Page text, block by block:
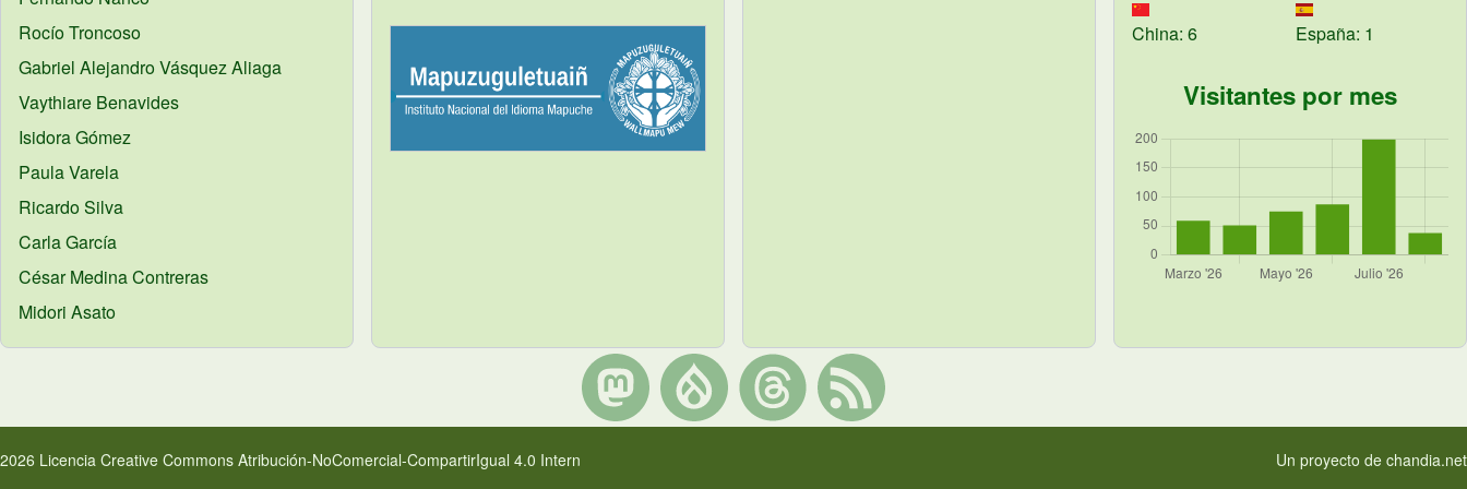
RocíoTroncoso
Gabriel AlejandroVásquez Aliaga
Vaythiare Benavides
IsidoraGómez
PaulaVarela
RicardoSilva
CarlaGarcía
César Medina Contreras
Midori Asato
China: 6 España: 1
Visitantes por mes
2026 Licencia Creative Commons Atribución-NoComercial-CompartirIgual 4.0 Intern Un proyecto de chandia.net